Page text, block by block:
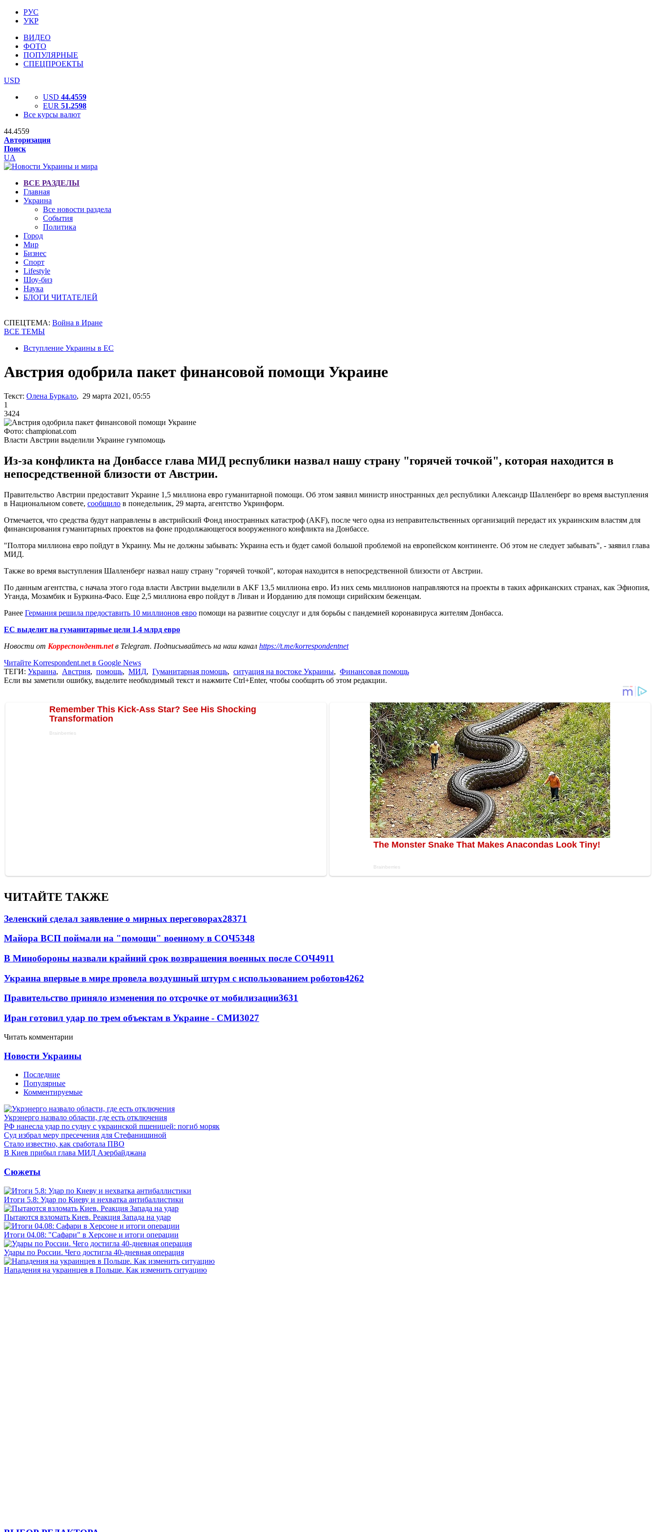
РУС
УКР
ВИДЕО
ФОТО
ПОПУЛЯРНЫЕ
СПЕЦПРОЕКТЫ
USD
USD 44.4559
EUR 51.2598
Все курсы валют
44.4559
Авторизация
Поиск
UA
ВСЕ РАЗДЕЛЫ
Главная
Украина
Все новости раздела
События
Политика
Город
Мир
Бизнес
Спорт
Lifestyle
Шоу-биз
Наука
БЛОГИ ЧИТАТЕЛЕЙ
СПЕЦТЕМА: Война в Иране
ВСЕ ТЕМЫ
Вступление Украины в ЕС
Австрия одобрила пакет финансовой помощи Украине
Текст: Олена Буркало, 29 марта 2021, 05:55
1
3424
Фото: сhampionat.com
Власти Австрии выделили Украине гумпомощь
Из-за конфликта на Донбассе глава МИД республики назвал нашу страну "горячей точкой", которая находится в
непосредственной близости от Австрии.
Правительство Австрии предоставит Украине 1,5 миллиона евро гуманитарной помощи. Об этом заявил министр иностранных дел республики Александр Шалленберг во время выступления
в Национальном совете, сообщило в понедельник, 29 марта, агентство Укринформ.
Отмечается, что средства будут направлены в австрийский Фонд иностранных катастроф (AKF), после чего одна из неправительственных организаций передаст их украинским властям для
финансирования гуманитарных проектов на фоне продолжающегося вооруженного конфликта на Донбассе.
"Полтора миллиона евро пойдут в Украину. Мы не должны забывать: Украина есть и будет самой большой проблемой на европейском континенте. Об этом не следует забывать", - заявил глава
МИД.
Также во время выступления Шалленберг назвал нашу страну "горячей точкой", которая находится в непосредственной близости от Австрии.
По данным агентства, с начала этого года власти Австрии выделили в AKF 13,5 миллиона евро. Из них семь миллионов направляются на проекты в таких африканских странах, как Эфиопия,
Уганда, Мозамбик и Буркина-Фасо. Еще 2,5 миллиона евро пойдут в Ливан и Иорданию для помощи сирийским беженцам.
Ранее Германия решила предоставить 10 миллионов евро помощи на развитие соцуслуг и для борьбы с пандемией коронавируса жителям Донбасса.
ЕС выделит на гуманитарные цели 1,4 млрд евро
Новости от Корреспондент.netв Telegram. Подписывайтесь на наш канал https://t.me/korrespondentnet
Читайте Korrespondent.net в Google News
ТЕГИ: Украина, Австрия, помощь, МИД, Гуманитарная помощь, ситуация на востоке Украины, Финансовая помощь
Если вы заметили ошибку, выделите необходимый текст и нажмите Ctrl+Enter, чтобы сообщить об этом редакции.
ЧИТАЙТЕ ТАКЖЕ
Зеленский сделал заявление о мирных переговорах28371
Майора ВСП поймали на "помощи" военному в СОЧ5348
В Минобороны назвали крайний срок возвращения военных после СОЧ4911
Украина впервые в мире провела воздушный штурм с использованием роботов4262
Правительство приняло изменения по отсрочке от мобилизации3631
Иран готовил удар по трем объектам в Украине - СМИ3027
Читать комментарии
Новости Украины
Последние
Популярные
Комментируемые
Укрэнерго назвало области, где есть отключения
РФ нанесла удар по судну с украинской пшеницей: погиб моряк
Суд избрал меру пресечения для Стефанишиной
Стало известно, как сработала ПВО
В Киев прибыл глава МИД Азербайджана
Сюжеты
Итоги 5.8: Удар по Киеву и нехватка антибаллистики
Пытаются взломать Киев. Реакция Запада на удар
Итоги 04.08: "Сафари" в Херсоне и итоги операции
Удары по России. Чего достигла 40-дневная операция
Нападения на украинцев в Польше. Как изменить ситуацию